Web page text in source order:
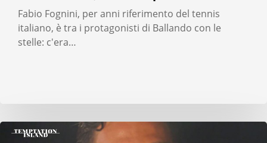
Fabio Fognini, per anni riferimento del tennis
italiano, è tra i protagonisti di Ballando con le
stelle: c'era…